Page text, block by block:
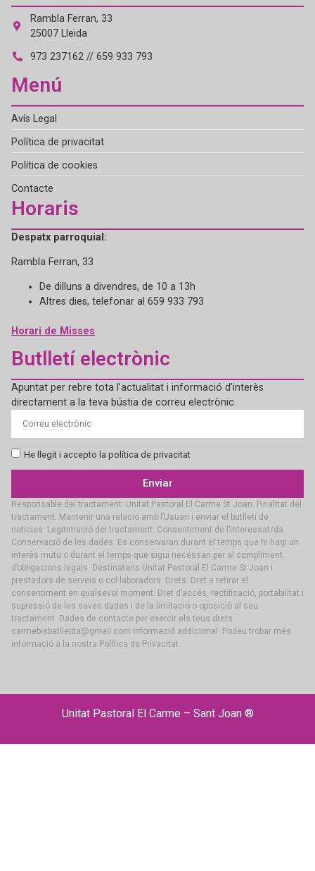
Rambla Ferran, 33
25007 Lleida
973 237162 // 659 933 793
Menú
Avís Legal
Política de privacitat
Política de cookies
Contacte
Horaris
Despatx parroquial:
Rambla Ferran, 33
De dilluns a divendres, de 10 a 13h
Altres dies, telefonar al 659 933 793
Horari de Misses
Butlletí electrònic
Apuntat per rebre tota l’actualitat i informació d’interès
directament a la teva bústia de correu electrònic
He llegit i accepto la política de privacitat
Enviar
Responsable del tractament: Unitat Pastoral El Carme St Joan. Finalitat del
tractament: Mantenir una relació amb l’Usuari i enviar el butlletí de
notícies. Legitimació del tractament: Consentiment de l’interessat/da.
Conservació de les dades: Es conservaran durant el temps que hi hagi un
interès mutu o durant el temps que sigui necessari per al compliment
d’obligacions legals. Destinataris:Unitat Pastoral El Carme St Joan i
prestadors de serveis o col·laboradors. Drets: Dret a retirar el
consentiment en qualsevol moment. Dret d’accés, rectificació, portabilitat i
supressió de les seves dades i de la limitació o oposició al seu
tractament. Dades de contacte per exercir els teus drets:
carmebisbatlleida@gmail.com Informació addicional: Podeu trobar més
informació a la nostra Política de Privacitat.
Unitat Pastoral El Carme – Sant Joan ®